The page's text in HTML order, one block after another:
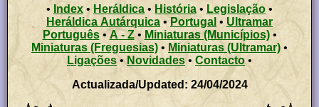
• Index • Heráldica • História • Legislação •
Heráldica Autárquica•Portugal • Ultramar
Português• A - Z• Miniaturas (Municípios)•
Miniaturas (Freguesias) • Miniaturas (Ultramar) •
Ligações • Novidades •Contacto•
Actualizada/Updated: 24/04/2024